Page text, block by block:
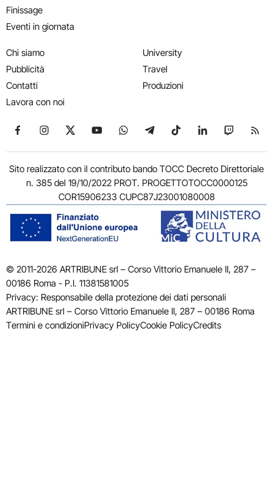
Finissage
Eventi in giornata
Chi siamo
Pubblicità
Contatti
Lavora con noi
University
Travel
Produzioni
Seguici su Facebook
Seguici su Instagram
Seguici su X
Seguici su YouTube
Seguici su WhatsApp
Seguici su Telegram
Seguici su TikTok
Seguici su
Seguici
Sito realizzato con il contributo bando TOCC Decreto Direttoriale
n. 385 del 19/10/2022 PROT. PROGETTOTOCC0000125
COR15906233 CUPC87J23001080008
© 2011-2026 ARTRIBUNE srl – Corso Vittorio Emanuele II, 287 –
00186 Roma - P.I. 11381581005
Privacy: Responsabile della protezione dei dati personali
ARTRIBUNE srl – Corso Vittorio Emanuele II, 287 – 00186 Roma
Termini e condizioniPrivacy PolicyCookie PolicyCredits